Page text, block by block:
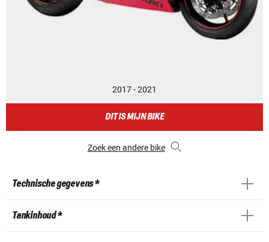
2017 - 2021
DIT IS MIJN BIKE
Zoek een andere bike
Technische gegevens *
Tankinhoud *